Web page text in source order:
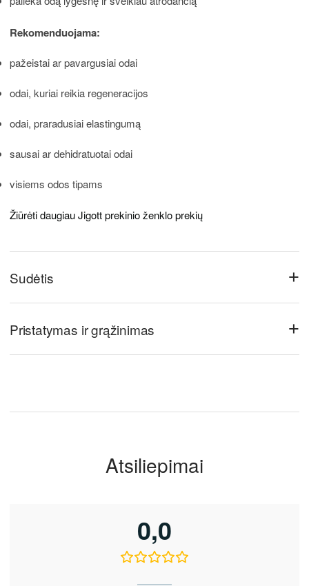
Rekomenduojama:
pažeistai ar pavargusiai odai
odai, kuriai reikia regeneracijos
odai, praradusiai elastingumą
sausai ar dehidratuotai odai
visiems odos tipams
Žiūrėti daugiau Jigott prekinio ženklo prekių
Sudėtis +
Pristatymas ir grąžinimas +
Atsiliepimai
0,0